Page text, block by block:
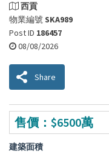
西貢
物業編號SKA989
Post ID 186457
08/08/2026
Share
售價：$6500萬
建築面積